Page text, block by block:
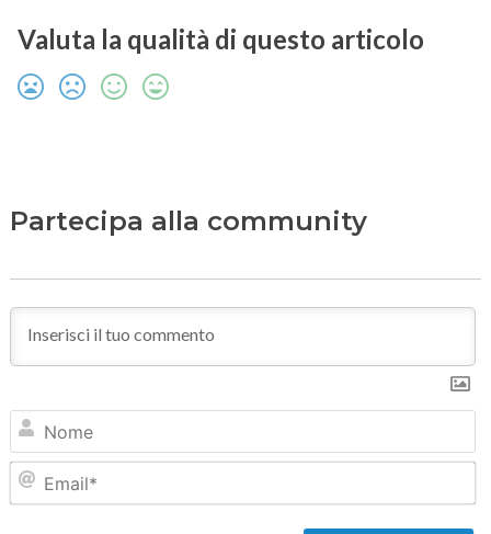
Valuta la qualità di questo articolo
Partecipa alla community